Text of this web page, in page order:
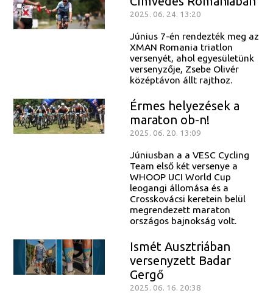
2025. 06. 24. 13:20
Június 7-én rendezték meg az
XMAN Romania triatlon
versenyét, ahol egyesületünk
versenyzője, Zsebe Olivér
középtávon állt rajthoz.
Érmes helyezések a
maraton ob-n!
2025. 06. 20. 13:09
Júniusban a a VESC Cycling
Team első két versenye a
WHOOP UCI World Cup
leogangi állomása és a
Crosskovácsi keretein belül
megrendezett maraton
országos bajnokság volt.
Ismét Ausztriában
versenyzett Badar
Gergő
2025. 06. 16. 20:38